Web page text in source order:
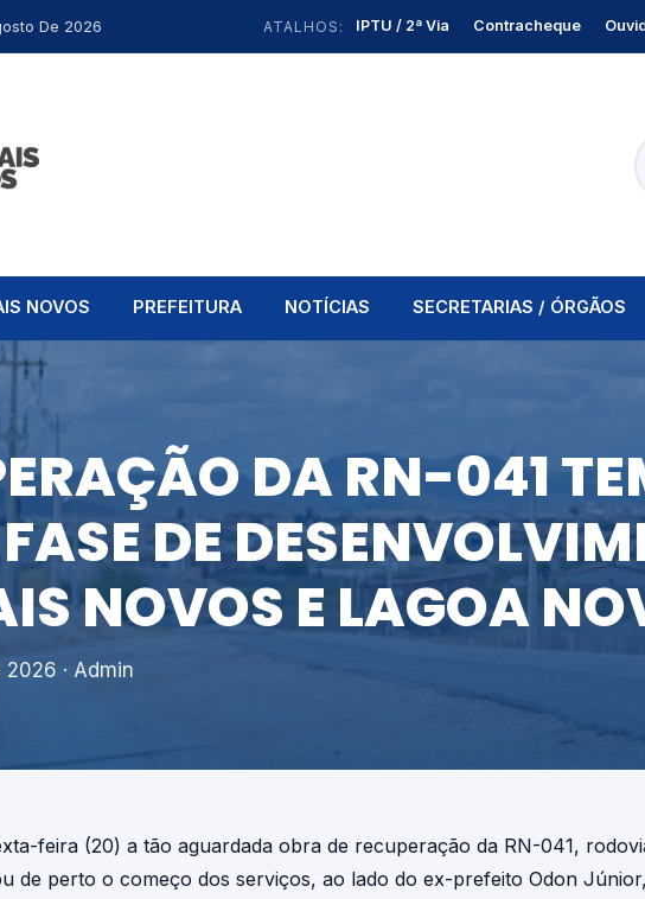
De 2026 ATALHOS: IPTU / 2ª Via Contracheque
NOVOS PREFEITURA NOTÍCIAS SECRETARIAS / ÓRGÃOS
DA RN-041
DE
NOVOS E LAGOA
2026 · Admin
feira (20) a tão aguardada obra de recuperação da RN-041,
de perto o começo dos serviços, ao lado do ex-prefeito Odon